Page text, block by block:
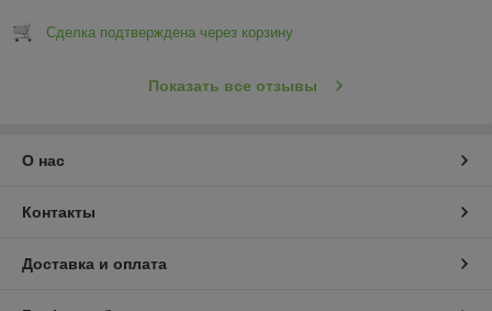
Сделка подтверждена через корзину
Показать все отзывы
О нас
Контакты
Доставка и оплата